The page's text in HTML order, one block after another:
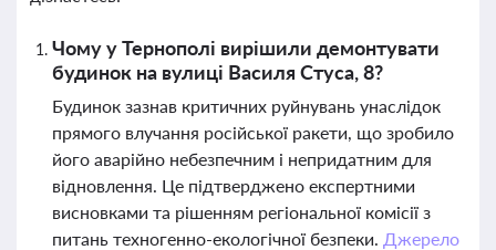
Чому у Тернополі вирішили демонтувати
будинок на вулиці Василя Стуса, 8?
Будинок зазнав критичних руйнувань унаслідок
прямого влучання російської ракети, що зробило
його аварійно небезпечним і непридатним для
відновлення. Це підтверджено експертними
висновками та рішенням регіональної комісії з
питань техногенно-екологічної безпеки. Джерело